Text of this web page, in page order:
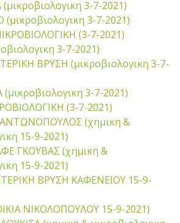
3-7-2021)
3-7-2021)
(3-7-2021)
3-7-2021)
ΒΡΥΣΗ (μικροβιολογικη 3-7-
3-7-2021)
(3-7-2021)
(χημικη &
15-9-2021)
ΓΚΟΥΒΑΣ (χημικη &
15-9-2021)
ΒΡΥΣΗ ΚΑΦΕΝΕΙΟΥ 15-9-
ΝΙΚΟΛΟΠΟΥΛΟΥ 15-9-2021)